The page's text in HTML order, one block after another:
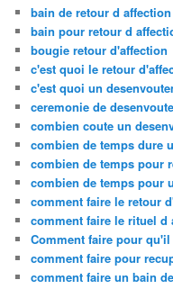
bain de retour d affection
bain pour retour d
bougie retour d'affection
c'est quoi le retour
c'est quoi un
ceremonie de
combien coute un
combien de temps dure
combien de temps pour
combien de temps pour
comment faire le retour
comment faire le rituel d
Comment faire pour
comment faire pour
comment faire un bain